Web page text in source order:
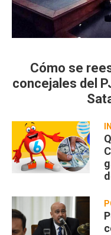
Cómo se
concejales del